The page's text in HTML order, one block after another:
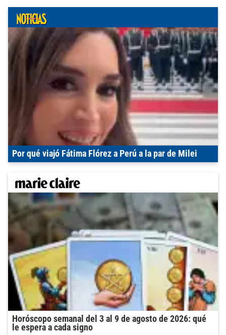
Por qué viajó Fátima Flórez a Perú a la par de Milei
Horóscopo semanal del 3 al 9 de agosto de 2026: qué
le espera a cada signo